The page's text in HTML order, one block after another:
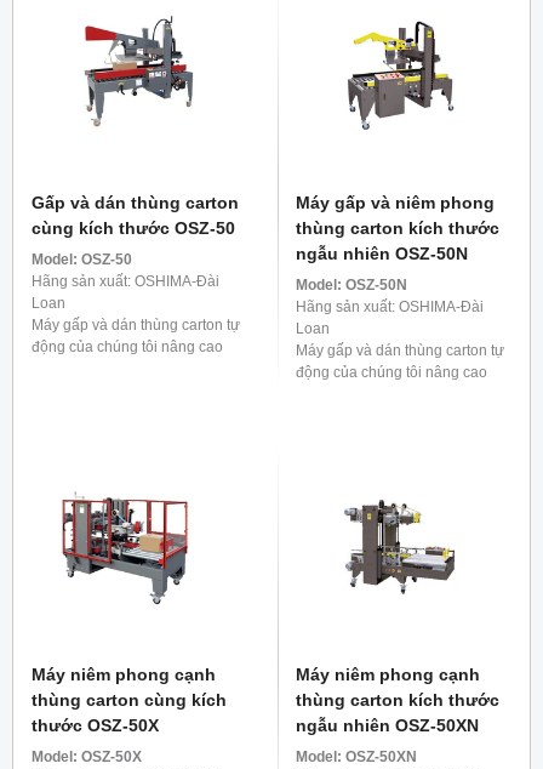
Gấp và dán thùng carton
cùng kích thước OSZ-50
Model: OSZ-50
Hãng sản xuất: OSHIMA-Đài
Loan
Máy gấp và dán thùng carton tự
động của chúng tôi nâng cao
Máy gấp và niêm phong
thùng carton kích thước
ngẫu nhiên OSZ-50N
Model: OSZ-50N
Hãng sản xuất: OSHIMA-Đài
Loan
Máy gấp và dán thùng carton tự
động của chúng tôi nâng cao
Máy niêm phong cạnh
thùng carton cùng kích
thước OSZ-50X
Model: OSZ-50X
Máy niêm phong cạnh
thùng carton kích thước
ngẫu nhiên OSZ-50XN
Model: OSZ-50XN